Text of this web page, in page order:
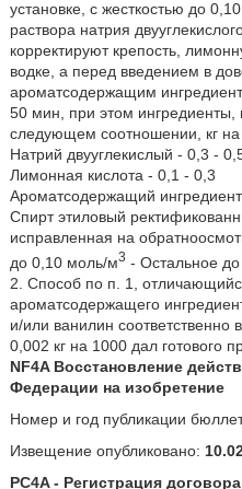
установке, с жесткостью до
раствора натрия
корректируют крепость,
водке, а перед введением в
ароматсодержащим
50 мин, при этом ингредиенты,
следующем соотношении, кг на
Натрий двууглекислый - 0,3 -
Лимонная кислота - 0,1 - 0,3
Ароматсодержащий
Спирт этиловый
исправленная на
до 0,10 моль/м3 - Остальное
2. Способ по п. 1,
ароматсодержащего
и/или ванилин соответственно
0,002 кг на 1000 дал готового
NF4A Восстановление
Федерации на изобретение
Номер и год публикации
Извещение опубликовано:
PC4A - Регистрация